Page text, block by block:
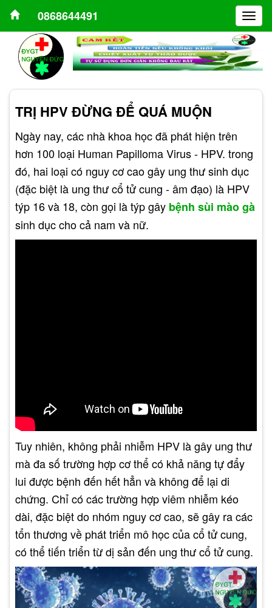
0868644491
TRỊ HPV ĐỪNG ĐỂ QUÁ MUỘN
Ngày nay, các nhà khoa học đã phát hiện trên
hơn 100 loại Human Papilloma Virus - HPV. trong
đó, hai loại có nguy cơ cao gây ung thư sinh dục
(đặc biệt là ung thư cổ tử cung - âm đạo) là HPV
týp 16 và 18, còn gọi là týp gây bệnh sùi mào gà
sinh dục cho cả nam và nữ.
Tuy nhiên, không phải nhiễm HPV là gây ung thư
mà đa số trường hợp cơ thể có khả năng tự đẩy
lui được bệnh đến hết hẳn và không để lại di
chứng. Chỉ có các trường hợp viêm nhiễm kéo
dài, đặc biệt do nhóm nguy cơ cao, sẽ gây ra các
tổn thương về phát triển mô học của cổ tử cung,
có thể tiến triển từ dị sản đến ung thư cổ tử cung.